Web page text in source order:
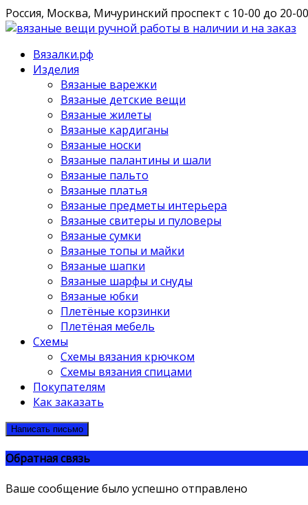
Россия, Москва, Мичуринский проспект с 10-00 до 20-00
Вязалки.рф
Изделия
Вязаные варежки
Вязаные детские вещи
Вязаные жилеты
Вязаные кардиганы
Вязаные носки
Вязаные палантины и шали
Вязаные пальто
Вязаные платья
Вязаные предметы интерьера
Вязаные свитеры и пуловеры
Вязаные сумки
Вязаные топы и майки
Вязаные шапки
Вязаные шарфы и снуды
Вязаные юбки
Плетёные корзинки
Плетёная мебель
Схемы
Схемы вязания крючком
Схемы вязания спицами
Покупателям
Как заказать
Написать письмо
Обратная связь
Ваше сообщение было успешно отправлено